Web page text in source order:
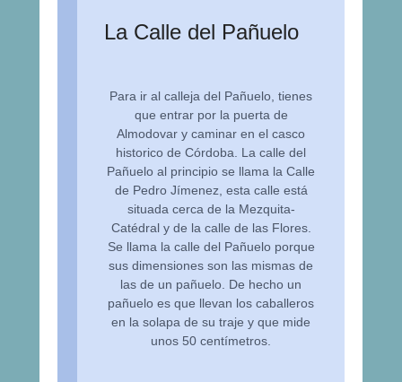
La Calle del Pañuelo
Para ir al calleja del Pañuelo, tienes
que entrar por la puerta de
Almodovar y caminar en el casco
historico de Córdoba. La calle del
Pañuelo al principio se llama la Calle
de Pedro Jímenez, esta calle está
situada cerca de la Mezquita-
Catédral y de la calle de las Flores.
Se llama la calle del Pañuelo porque
sus dimensiones son las mismas de
las de un pañuelo. De hecho un
pañuelo es que llevan los caballeros
en la solapa de su traje y que mide
unos 50 centímetros.